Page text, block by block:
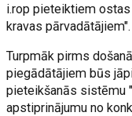
i.rop pieteiktiem
kravas pārvadātājiem".
Turpmāk pirms
piegādātājiem būs
pieteikšanās sistēmu
apstiprinājumu no